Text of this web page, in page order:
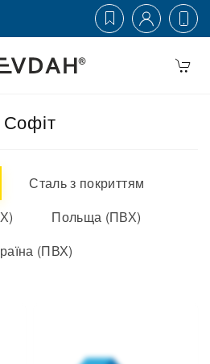
Софіт
Сталь з покриттям
Польща (ПВХ)
(ПВХ)